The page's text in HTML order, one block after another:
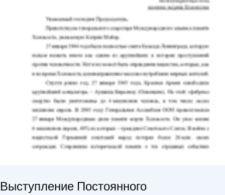
Выступление Постоянного